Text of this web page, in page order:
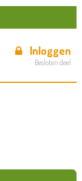
Inloggen
Besloten deel